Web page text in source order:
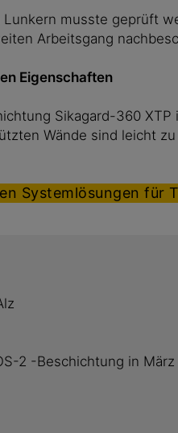
musste geprüft
Arbeitsgang
Eigenschaften
Sikagard-360
Wände sind leicht
Systemlösungen für
2 -Beschichtung in